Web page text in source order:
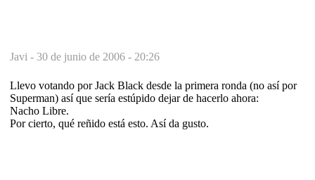
Javi - 30 de junio de 2006 - 20:26
Llevo votando por Jack Black desde la primera ronda (no así por
Superman) así que sería estúpido dejar de hacerlo ahora:
Nacho Libre.
Por cierto, qué reñido está esto. Así da gusto.